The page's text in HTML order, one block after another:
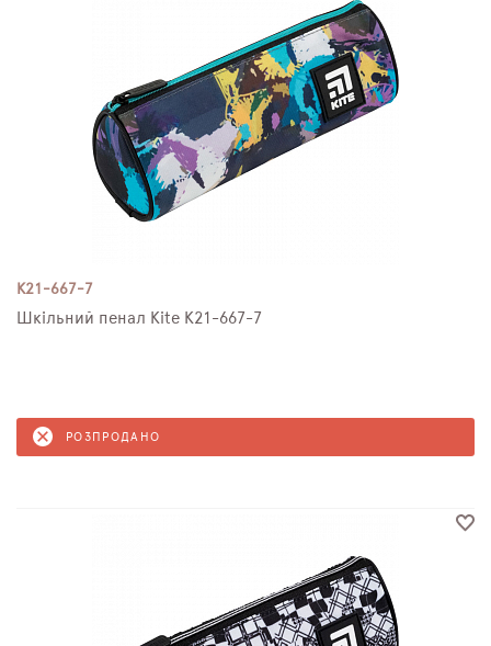
K21-667-7
Шкільний пенал Kite K21-667-7
РОЗПРОДАНО